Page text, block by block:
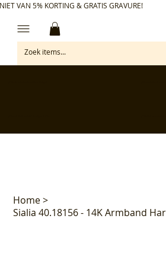
VAN 5% KORTING & GRATIS GRAVURE!
Home>
Sialia 40.18156 - 14K Armband